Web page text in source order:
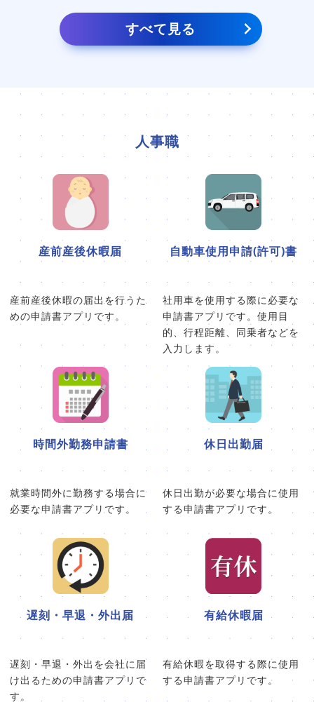
すべて見る
人事職
産前産後休暇届
産前産後休暇の届出を行うた
めの申請書アプリです。
自動車使用申請(許可)書
社用車を使用する際に必要な
申請書アプリです。使用目
的、行程距離、同乗者などを
入力します。
時間外勤務申請書
就業時間外に勤務する場合に
必要な申請書アプリです。
休日出勤届
休日出勤が必要な場合に使用
する申請書アプリです。
遅刻・早退・外出届
遅刻・早退・外出を会社に届
け出るための申請書アプリで
す。
有給休暇届
有給休暇を取得する際に使用
する申請書アプリです。